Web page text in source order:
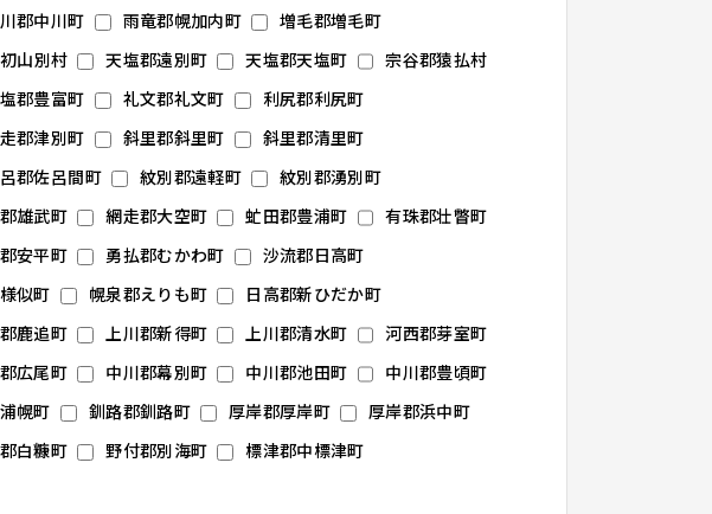
郡中川町 雨竜郡幌加内町
増毛郡増毛町
山別村 天塩郡遠別町 天塩郡天塩町
宗谷郡猿払村
郡豊富町 礼文郡礼文町
利尻郡利尻町
郡津別町 斜里郡斜里町
斜里郡清里町
郡佐呂間町 紋別郡遠軽町
紋別郡湧別町
雄武町 網走郡大空町 虻田郡豊浦町
有珠郡壮瞥町
安平町 勇払郡むかわ町
沙流郡日高町
似町 幌泉郡えりも町
日高郡新ひだか町
鹿追町 上川郡新得町 上川郡清水町
河西郡芽室町
広尾町 中川郡幕別町 中川郡池田町
中川郡豊頃町
幌町 釧路郡釧路町 厚岸郡厚岸町
厚岸郡浜中町
白糠町 野付郡別海町
標津郡中標津町